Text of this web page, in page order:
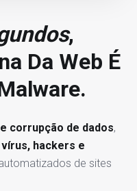
,
Da Web É
corrupção de dados,
vírus, hackers e
de sites